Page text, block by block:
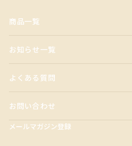
商品一覧
お知らせ一覧
よくある質問
お問い合わせ
メールマガジン登録